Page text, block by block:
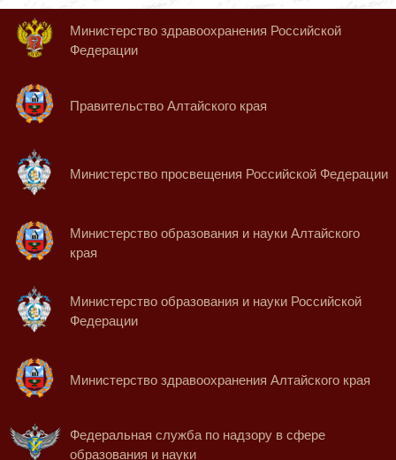
Министерство здравоохранения Российской
Федерации
Правительство Алтайского края
Министерство просвещения Российской Федерации
Министерство образования и науки Алтайского
края
Министерство образования и науки Российской
Федерации
Министерство здравоохранения Алтайского края
Федеральная служба по надзору в сфере
образования и науки